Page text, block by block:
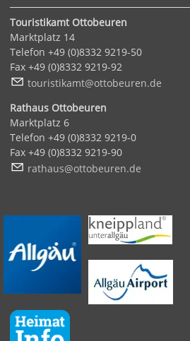
Touristikamt Ottobeuren
Marktplatz 14
Telefon +49 (0)8332 9219-50
Fax +49 (0)8332 9219-92
t
r st k mt tt b r n d
Rathaus Ottobeuren
Marktplatz 6
Telefon +49 (0)8332 9219-0
Fax +49 (0)8332 9219-90
r th s tt b r n d